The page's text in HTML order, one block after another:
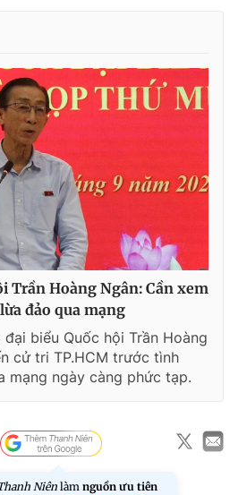
Trần Hoàng Ngân: Cần xem
đảo qua mạng
biểu Quốc hội Trần Hoàng
cử tri TP.HCM trước tình
mạng ngày càng phức tạp.
Niên làm nguồn ưu tiên